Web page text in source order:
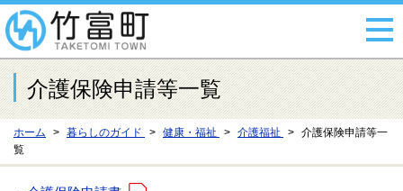
介護保険申請等一覧
ホーム 暮らしのガイド 健康・福祉 介護福祉
介護保険申請等一
覧